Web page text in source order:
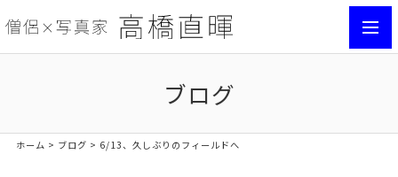
ブログ
ホーム > ブログ > 6/13、久しぶりのフィールドへ